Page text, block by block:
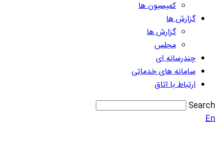
کمیسیون ها
گزارش ها
گزارش ها
مجلس
چندرسانه ای
سامانه های خدماتی
ارتباط با اتاق
Search
En